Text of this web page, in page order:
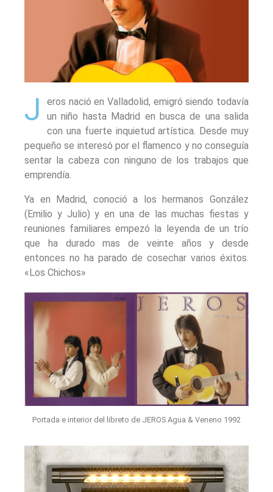
J
eros nació en Valladolid, emigró siendo todavía
un niño hasta Madrid en busca de una salida
con una fuerte inquietud artística. Desde muy
pequeño se interesó por el flamenco y no conseguía
sentar la cabeza con ninguno de los trabajos que
emprendía.
Ya en Madrid, conoció a los hermanos González
(Emilio y Julio) y en una de las muchas fiestas y
reuniones familiares empezó la leyenda de un trío
que ha durado mas de veinte años y desde
entonces no ha parado de cosechar varios éxitos.
«Los Chichos»
Portada e interior del libreto de JEROS Agua & Veneno 1992